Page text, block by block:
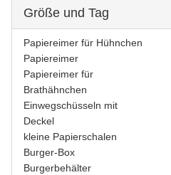
Größe und Tag
Papiereimer für Hühnchen
Papiereimer
Papiereimer für
Brathähnchen
Einwegschüsseln mit
Deckel
kleine Papierschalen
Burger-Box
Burgerbehälter